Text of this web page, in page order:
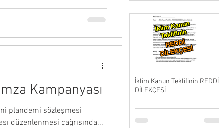
Kampanyası
plandemi sözleşmesi
düzenlenmesi çağrısında...
İklim Kanun Teklifinin REDDİ
DİLEKÇESİ